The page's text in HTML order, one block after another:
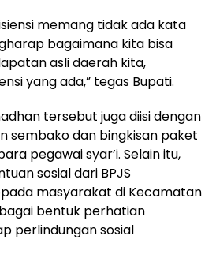
memang tidak ada kata
bagaimana kita bisa
asli daerah kita,
yang ada,” tegas Bupati.
tersebut juga diisi dengan
sembako dan bingkisan paket
pegawai syar’i. Selain itu,
sosial dari BPJS
masyarakat di Kecamatan
bentuk perhatian
perlindungan sosial